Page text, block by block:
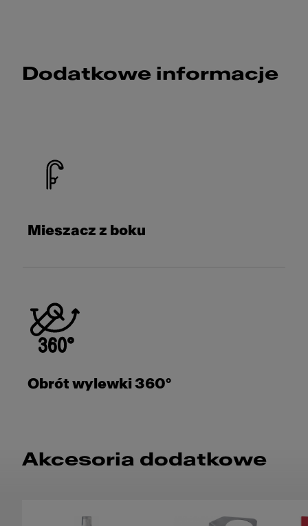
Dodatkowe informacje
Mieszacz z boku
Obrót wylewki 360°
Akcesoria dodatkowe